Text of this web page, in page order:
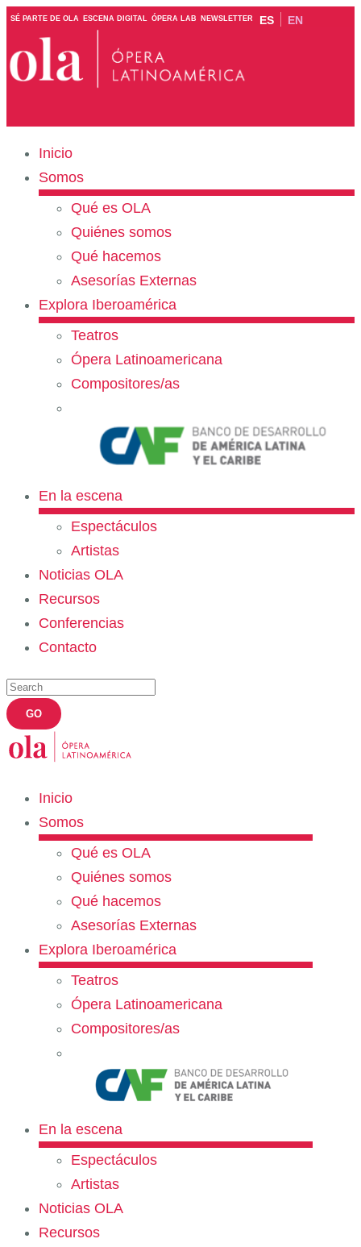
SÉ PARTE DE OLA ESCENA DIGITAL ÓPERA LAB NEWSLETTER ES EN
Inicio
Somos
Qué es OLA
Quiénes somos
Qué hacemos
Asesorías Externas
Explora Iberoamérica
Teatros
Ópera Latinoamericana
Compositores/as
En la escena
Espectáculos
Artistas
Noticias OLA
Recursos
Conferencias
Contacto
Inicio
Somos
Qué es OLA
Quiénes somos
Qué hacemos
Asesorías Externas
Explora Iberoamérica
Teatros
Ópera Latinoamericana
Compositores/as
En la escena
Espectáculos
Artistas
Noticias OLA
Recursos